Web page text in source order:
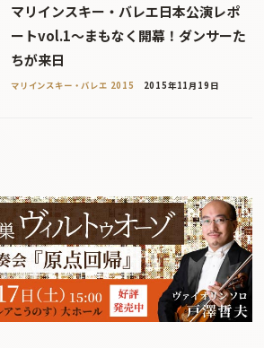
マリインスキー・バレエ日本公演レポ
ートvol.1〜まもなく開幕！ダンサーた
ちが来日
マリインスキー・バレエ 2015 2015年11月19日